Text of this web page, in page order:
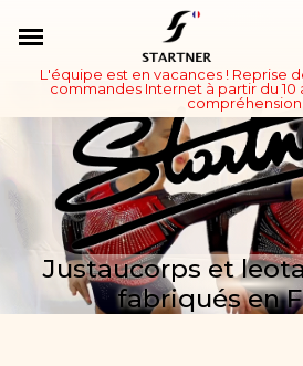
L'équipe est en vacances ! Reprise
commandes Internet à partir du
compréhension
Justaucorps et
fabriqués en